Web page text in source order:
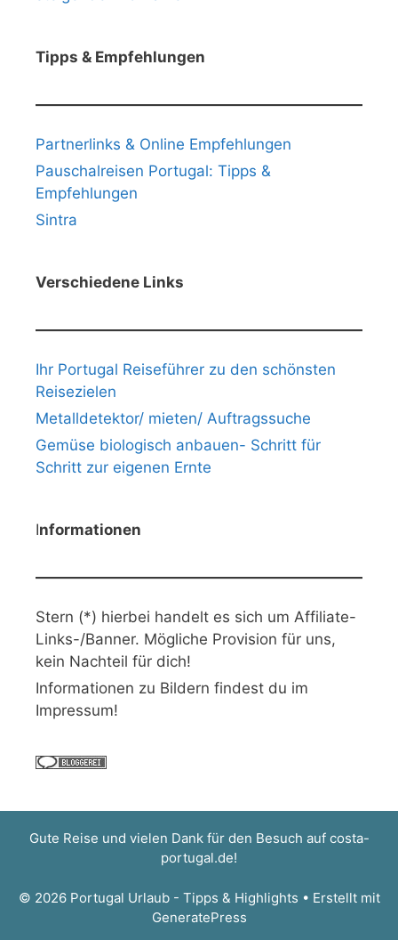
Tipps & Empfehlungen
Partnerlinks & Online Empfehlungen
Pauschalreisen Portugal: Tipps &
Empfehlungen
Sintra
Verschiedene Links
Ihr Portugal Reiseführer zu den schönsten
Reisezielen
Metalldetektor/ mieten/ Auftragssuche
Gemüse biologisch anbauen- Schritt für
Schritt zur eigenen Ernte
Informationen
Stern (*) hierbei handelt es sich um Affiliate-
Links-/Banner. Mögliche Provision für uns,
kein Nachteil für dich!
Informationen zu Bildern findest du im
Impressum!
Gute Reise und vielen Dank für den Besuch auf costa-
portugal.de!
© 2026 Portugal Urlaub - Tipps & Highlights • Erstellt mit
GeneratePress